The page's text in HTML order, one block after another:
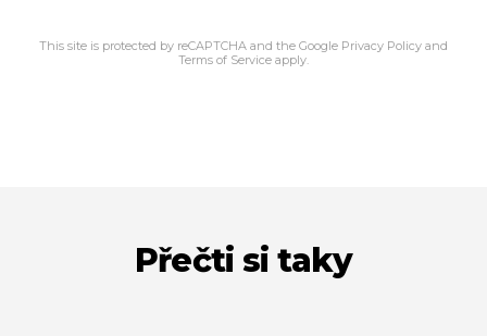
This site is protected by reCAPTCHA and the Google Privacy Policy and
Terms of Service apply.
Přečti si taky